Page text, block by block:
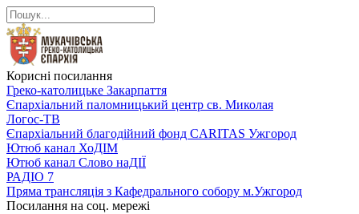
Корисні посилання
Греко-католицьке Закарпаття
Єпархіальний паломницький центр св. Миколая
Логос-ТВ
Єпархіальний благодійний фонд CARITAS Ужгород
Ютюб канал ХоДІМ
Ютюб канал Слово наДІЇ
РАДІО 7
Пряма трансляція з Кафедрального собору м.Ужгород
Посилання на соц. мережі